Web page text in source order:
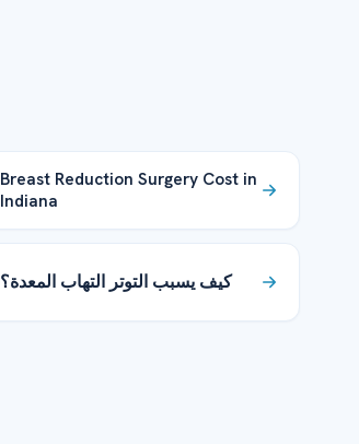
Breast Reduction Surgery Cost in
Indiana
كيف يسبب التوتر التهاب المعدة؟